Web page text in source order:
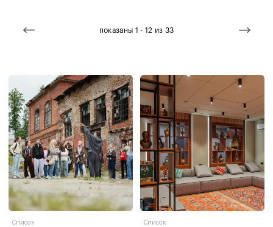
показаны 1 - 12 из 33
Список Список